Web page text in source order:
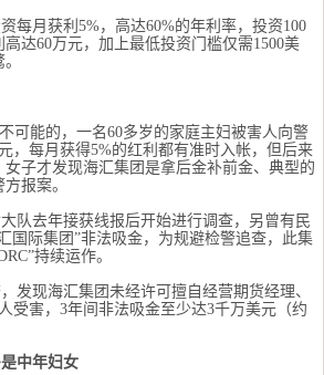
每月获利5%，高达60%的年利率，投资100
达60万元，加上最低投资门槛仅需1500美
可能的，一名60多岁的家庭主妇被害人向警
，每月获得5%的红利都有准时入帐，但后来
子才发现海汇集团是拿后金补前金、典型的
报案。
队去年接获线报后开始进行调查，另曾有民
国际集团”非法吸金，为规避检警追查，此集
持续运作。
发现海汇集团未经许可擅自经营期货经理、
受害，3年间非法吸金至少达3千万美元（约
中年妇女